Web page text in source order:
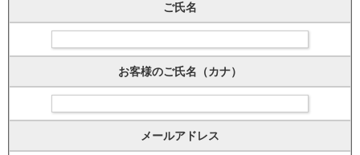
ご氏名
お客様のご氏名（カナ）
メールアドレス